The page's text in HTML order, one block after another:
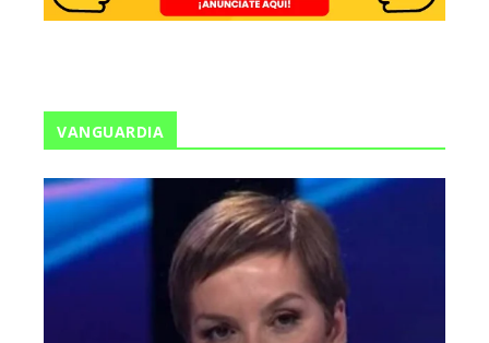
VANGUARDIA